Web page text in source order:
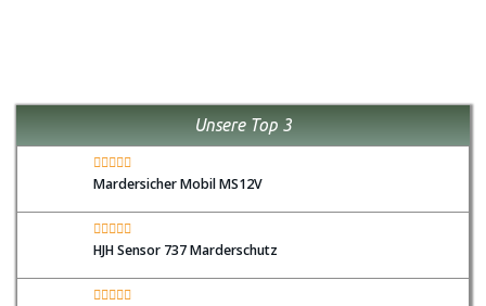
Unsere Top 3
Mardersicher Mobil MS12V
HJH Sensor 737 Marderschutz